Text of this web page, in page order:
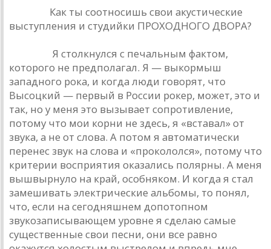
Как ты соотносишь свои акустические
выступления и студийки ПРОХОДНОГО ДВОРА?
Я столкнулся с печальным фактом,
которого не предполагал. Я — выкормыш
западного рока, и когда люди говорят, что
Высоцкий — первый в России рокер, может, это и
так, но у меня это вызывает сопротивление,
потому что мои корни не здесь, я «вставал» от
звука, а не от слова. А потом я автоматически
перенес звук на слова и «прокололся», потому что
критерии восприятия оказались полярны. А меня
вышвырнуло на край, особняком. И когда я стал
замешивать электрические альбомы, то понял,
что, если на сегодняшнем допотопном
звукозаписывающем уровне я сделаю самые
существенные свои песни, они все равно